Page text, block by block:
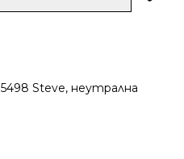
Steve, неутрална